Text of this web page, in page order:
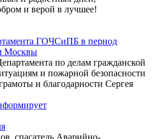
и верой в лучшее!
ГОЧСиПБ в период
Москвы
по делам гражданской
и пожарной безопасности
и благодарности Сергея
спасатель Аварийно-